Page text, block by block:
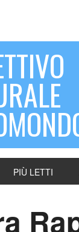
PIÙ LETTI